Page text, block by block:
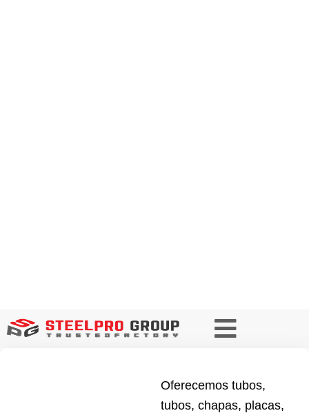
Oferecemos tubos,
tubos, chapas, placas,